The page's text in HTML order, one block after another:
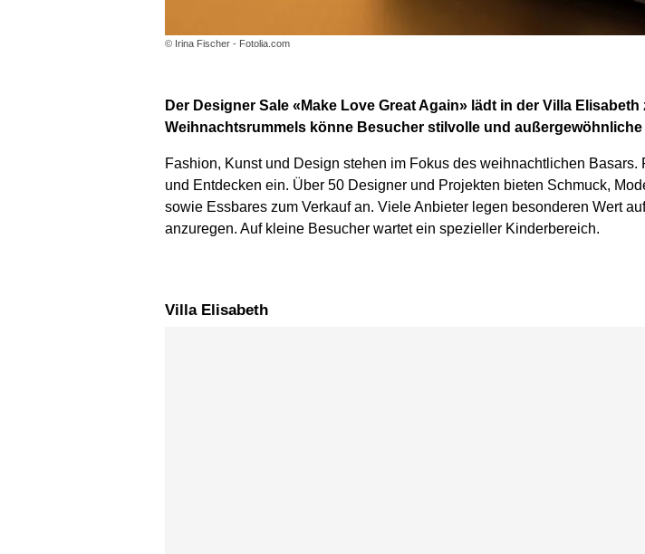
© Irina Fischer - Fotolia.com
Der Designer Sale «Make Love Great Again» lädt in der Villa
Weihnachtsrummels könne Besucher stilvolle und
Fashion, Kunst und Design stehen im Fokus des weihnachtlichen
und Entdecken ein. Über 50 Designer und Projekten bieten Schmuck,
sowie Essbares zum Verkauf an. Viele Anbieter legen besonderen Wert
anzuregen. Auf kleine Besucher wartet ein spezieller Kinderbereich.
Villa Elisabeth